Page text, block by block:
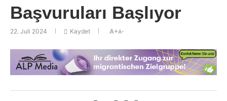
Başvuruları Başlıyor
22. Juli 2024 Kaydet A+A-